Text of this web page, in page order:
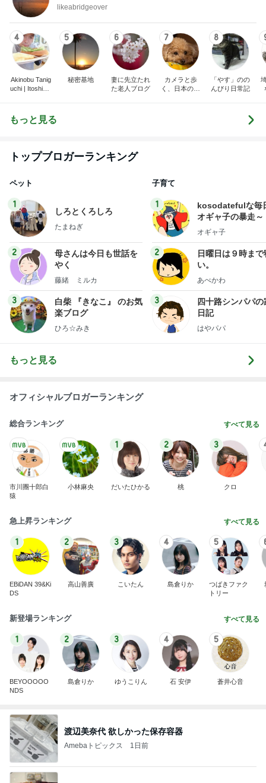
likeabridgeover
4
Akinobu Tanig
uchi | Itoshima
5
秘密基地
6
妻に先立たれ
た老人ブログ
7
カメラと歩
く、日本の風
8
「やす」のの
んびり日常記
もっと見る
トップブロガーランキング
ペット
1
しろとくろしろ
たまねぎ
2
母さんは今日も世話を
やく
藤緒 ミルカ
3
白柴 『きなこ』 のお気
楽ブログ
ひろ☆みき
子育て
1
kosodatefulな毎
オギャ子の暴走～
オギャ子
2
日曜日は９時まで
い。
あべかわ
3
四十路シンパパの
日記
はやパパ
もっと見る
オフィシャルブロガーランキング
総合ランキング すべて見る
市川團十郎白
猿
小林麻央
1
だいたひかる
2
桃
3
クロ
急上昇ランキング すべて見る
1
EBiDAN 39&Ki
DS
2
高山善廣
3
こいたん
4
島倉りか
5
つばきファク
トリー
新登場ランキング すべて見る
1
BEYOOOOO
NDS
2
島倉りか
3
ゆうこりん
4
石 安伊
5
蒼井心音
渡辺美奈代 欲しかった保存容器
Amebaトピックス 1日前